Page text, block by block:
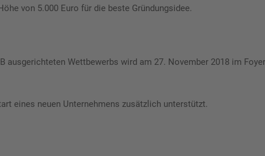
von 5.000 Euro für die beste Gründungsidee.
ausgerichteten Wettbewerbs wird am 27. November 2018 im
eines neuen Unternehmens zusätzlich unterstützt.